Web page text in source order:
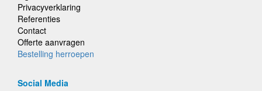
Privacyverklaring
Referenties
Contact
Offerte aanvragen
Bestelling herroepen
Social Media